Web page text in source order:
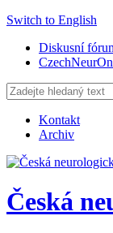
Switch to English
Diskusní
Kontakt
Archiv
Česká